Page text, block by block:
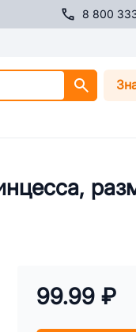
8 800
99.99 ₽